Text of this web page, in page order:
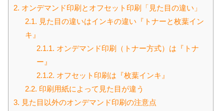
2. オンデマンド印刷とオフセット印刷「見た目の違い」
2.1. 見た目の違いはインキの違い『トナーと枚葉イン
キ』
2.1.1. オンデマンド印刷（トナー方式）は『トナ
ー』
2.1.2. オフセット印刷は『枚葉インキ』
2.2. 印刷用紙によって見た目が違う
3. 見た目以外のオンデマンド印刷の注意点